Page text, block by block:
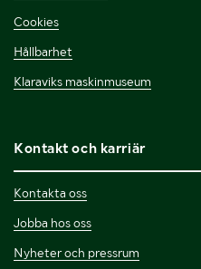
Cookies
Hållbarhet
Klaraviks maskinmuseum
Kontakt och karriär
Kontakta oss
Jobba hos oss
Nyheter och pressrum